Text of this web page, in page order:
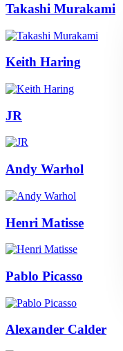
Takashi Murakami
Keith Haring
JR
Andy Warhol
Henri Matisse
Pablo Picasso
Alexander Calder